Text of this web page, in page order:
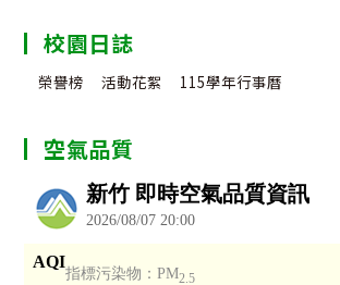
校園日誌
榮譽榜 活動花絮 115學年行事曆
空氣品質